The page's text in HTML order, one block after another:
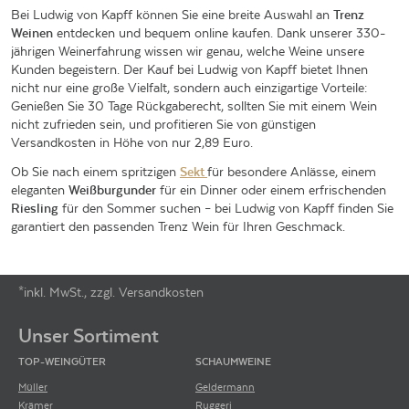
Bei Ludwig von Kapff können Sie eine breite Auswahl an Trenz
Weinen entdecken und bequem online kaufen. Dank unserer 330-
jährigen Weinerfahrung wissen wir genau, welche Weine unsere
Kunden begeistern. Der Kauf bei Ludwig von Kapff bietet Ihnen
nicht nur eine große Vielfalt, sondern auch einzigartige Vorteile:
Genießen Sie 30 Tage Rückgaberecht, sollten Sie mit einem Wein
nicht zufrieden sein, und profitieren Sie von günstigen
Versandkosten in Höhe von nur 2,89 Euro.
Ob Sie nach einem spritzigen Sektfür besondere Anlässe, einem
eleganten Weißburgunder für ein Dinner oder einem erfrischenden
Riesling für den Sommer suchen – bei Ludwig von Kapff finden Sie
garantiert den passenden Trenz Wein für Ihren Geschmack.
*inkl. MwSt., zzgl. Versandkosten
Unser Sortiment
TOP-WEINGÜTER
Müller
Krämer
SCHAUMWEINE
Geldermann
Ruggeri